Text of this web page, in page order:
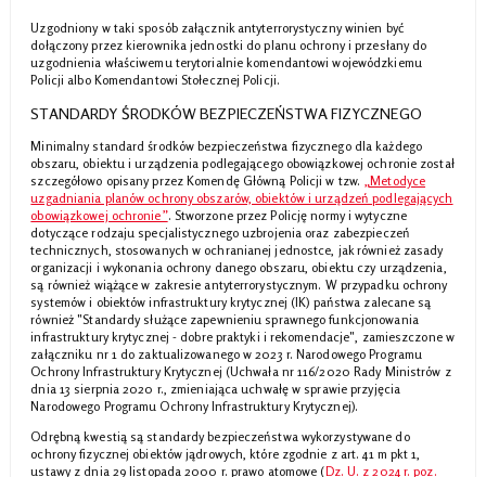
Uzgodniony w taki sposób załącznik antyterrorystyczny winien być
dołączony przez kierownika jednostki do planu ochrony i przesłany do
uzgodnienia właściwemu terytorialnie komendantowi wojewódzkiemu
Policji albo Komendantowi Stołecznej Policji.
STANDARDY ŚRODKÓW BEZPIECZEŃSTWA FIZYCZNEGO
Minimalny standard środków bezpieczeństwa fizycznego dla każdego
obszaru, obiektu i urządzenia podlegającego obowiązkowej ochronie został
szczegółowo opisany przez Komendę Główną Policji w tzw. „Metodyce
uzgadniania planów ochrony obszarów, obiektów i urządzeń podlegających
obowiązkowej ochronie”. Stworzone przez Policję normy i wytyczne
dotyczące rodzaju specjalistycznego uzbrojenia oraz zabezpieczeń
technicznych, stosowanych w ochranianej jednostce, jak również zasady
organizacji i wykonania ochrony danego obszaru, obiektu czy urządzenia,
są również wiążące w zakresie antyterrorystycznym. W przypadku ochrony
systemów i obiektów infrastruktury krytycznej (IK) państwa zalecane są
również "Standardy służące zapewnieniu sprawnego funkcjonowania
infrastruktury krytycznej - dobre praktyki i rekomendacje", zamieszczone w
załączniku nr 1 do zaktualizowanego w 2023 r. Narodowego Programu
Ochrony Infrastruktury Krytycznej (Uchwała nr 116/2020 Rady Ministrów z
dnia 13 sierpnia 2020 r., zmieniająca uchwałę w sprawie przyjęcia
Narodowego Programu Ochrony Infrastruktury Krytycznej).
Odrębną kwestią są standardy bezpieczeństwa wykorzystywane do
ochrony fizycznej obiektów jądrowych, które zgodnie z art. 41 m pkt 1,
ustawy z dnia 29 listopada 2000 r. prawo atomowe (Dz. U. z 2024 r. poz.